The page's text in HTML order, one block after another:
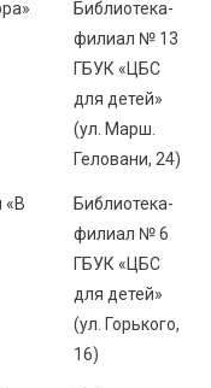
Библиотека-
филиал № 13
ГБУК «ЦБС
для детей»
(ул. Марш.
Геловани, 24)
«В
Библиотека-
филиал № 6
ГБУК «ЦБС
для детей»
(ул. Горького,
16)